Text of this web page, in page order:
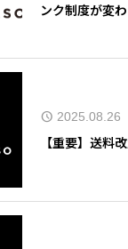
ンク制度が変
2025.08.26
【重要】送料